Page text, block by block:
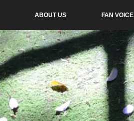
ABOUT US FAN VOICE